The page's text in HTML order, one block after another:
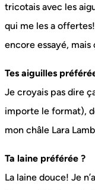
tricotais avec les
qui me les a
encore essayé, mais
Tes aiguilles
Je croyais pas dire
importe le format),
mon châle Lara
Ta laine préférée ?
La laine douce! Je